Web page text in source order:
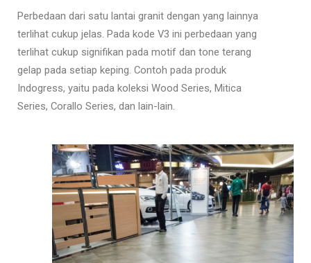
Perbedaan dari satu lantai granit dengan yang lainnya
terlihat cukup jelas. Pada kode V3 ini perbedaan yang
terlihat cukup signifikan pada motif dan tone terang
gelap pada setiap keping. Contoh pada produk
Indogress, yaitu pada koleksi Wood Series, Mitica
Series, Corallo Series, dan lain-lain.